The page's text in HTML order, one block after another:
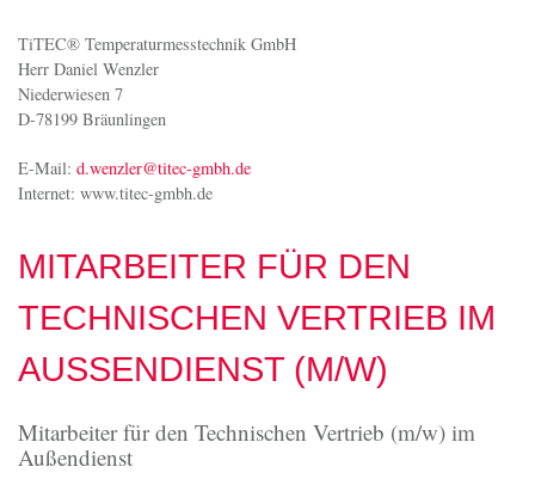
TiTEC® Temperaturmesstechnik GmbH
Herr Daniel Wenzler
Niederwiesen 7
D-78199 Bräunlingen
E-Mail: d.wenzler@titec-gmbh.de
Internet: www.titec-gmbh.de
MITARBEITER FÜR DEN
TECHNISCHEN VERTRIEB IM
AUSSENDIENST (M/W)
Mitarbeiter für den Technischen Vertrieb (m/w) im
Außendienst